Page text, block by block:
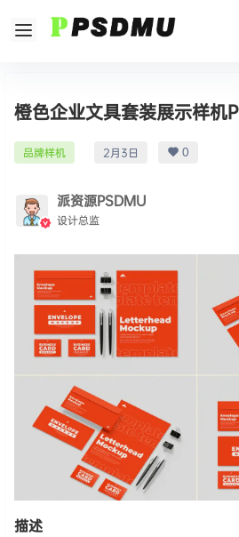
橙色企业文具套装展示样机
品牌样机 2月3日 0
派资源PSDMU
设计总监
描述